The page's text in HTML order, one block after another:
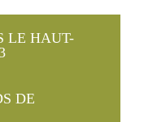
LE HAUT-
DE